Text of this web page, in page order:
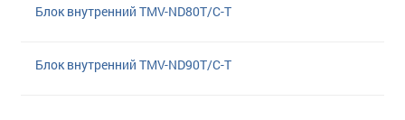
Блок внутренний TMV-ND80T/C-T
Блок внутренний TMV-ND90T/C-T